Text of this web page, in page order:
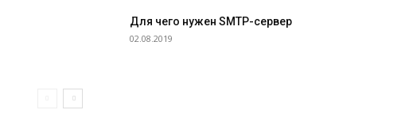
Для чего нужен SMTP-сервер
02.08.2019